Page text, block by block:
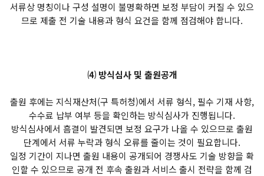
서류상 명칭이나 구성 설명이 불명확하면 보정 부담이 커질 수 있으
므로 제출 전 기술 내용과 형식 요건을 함께 점검해야 합니다.
⑷ 방식심사 및 출원공개
출원 후에는 지식재산처(구 특허청)에서 서류 형식, 필수 기재 사항,
수수료 납부 여부 등을 확인하는 방식심사가 진행됩니다.
방식심사에서 흠결이 발견되면 보정 요구가 나올 수 있으므로 출원
단계에서 서류 누락과 형식 오류를 줄이는 것이 필요합니다.
일정 기간이 지나면 출원 내용이 공개되어 경쟁사도 기술 방향을 확
인할 수 있으므로 공개 전 후속 출원과 서비스 출시 전략을 함께 검